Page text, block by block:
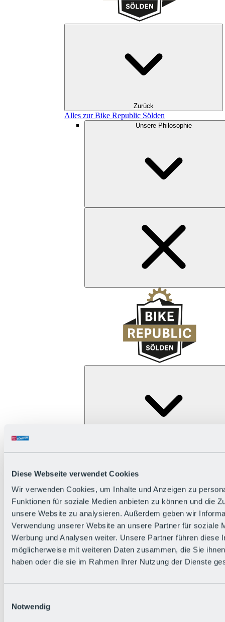
Diese Webseite verwendet Cookies
Wir verwenden Cookies, um Inhalte und Anzeigen zu
Funktionen für soziale Medien anbieten zu können und die
unsere Website zu analysieren. Außerdem geben wir
Verwendung unserer Website an unsere Partner für soziale
Werbung und Analysen weiter. Unsere Partner führen diese
möglicherweise mit weiteren Daten zusammen, die Sie
haben oder die sie im Rahmen Ihrer Nutzung der Dienste
Notwendig
Zurück
Alles zur Bike Republic Sölden
Unsere Philosophie
Bürger:in werden
Bikepark-Rules
Bikepark-Partnerschaften
Nachhaltigkeit in der BRS
Bikepark & Tickets